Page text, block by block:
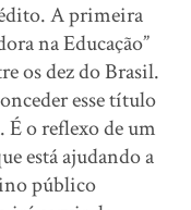
A primeira
na Educação”
os dez do Brasil.
esse título
o reflexo de um
está ajudando a
público